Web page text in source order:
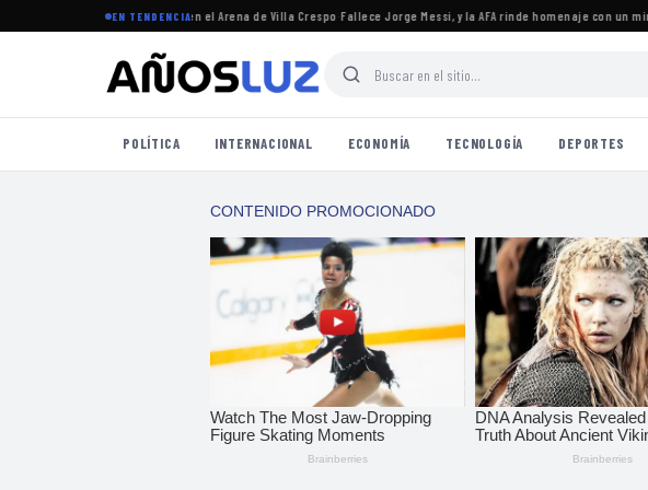
EN TENDENCIA
y logró un lleno total en el Arena de Villa Crespo·Fallece Jorge Messi, y la AFA rinde homenaje con un
POLÍTICA INTERNACIONAL ECONOMÍA TECNOLOGÍA DEPORTES